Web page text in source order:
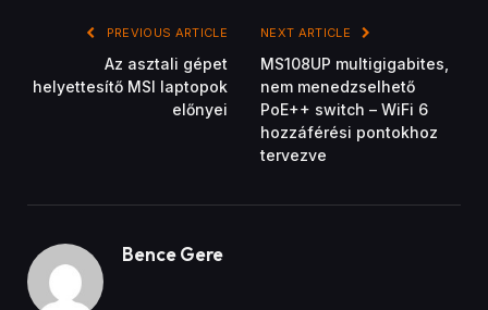
PREVIOUS ARTICLE
Az asztali gépet
helyettesítő MSI laptopok
előnyei
NEXT ARTICLE
MS108UP multigigabites,
nem menedzselhető
PoE++ switch – WiFi 6
hozzáférési pontokhoz
tervezve
Bence Gere